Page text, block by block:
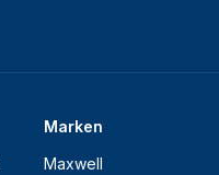
Marken
Maxwell